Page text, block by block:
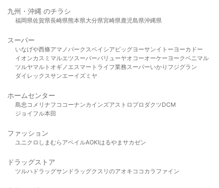
九州・沖縄 のチラシ
福岡県佐賀県長崎県熊本県大分県宮崎県鹿児島県沖縄県
スーパー
いなげや西條アマノパークスベイシア ビッグヨーサンイトーヨーカドー
イオンカスミ マルエツスーパーバリューヤオコーオーケー ヨークベニマル
ツルヤマルト オギノ エスマート ライフ業務スーパーいかり フジグラン
ダイレックスサンエーイズミヤ
ホームセンター
島忠 コメリ ナフコ コーナンカインズアストロプロダクツDCM
ジョイフル本田
ファッション
ユニクロ しまむら アベイルAOKIはるやま サカゼン
ドラッグストア
ツルハドラッグサンドラッグクスリのアオキ ココカラファイン